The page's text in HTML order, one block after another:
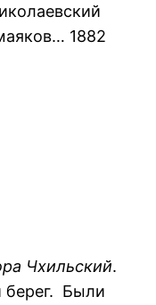
1882
Чхильский.
берег. Были